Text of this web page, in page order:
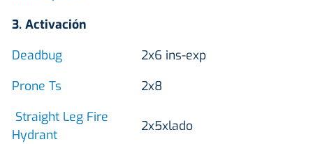
3. Activación
Deadbug
2x6 ins-exp
Prone Ts
2x8
Straight Leg Fire
Hydrant
2x5xlado